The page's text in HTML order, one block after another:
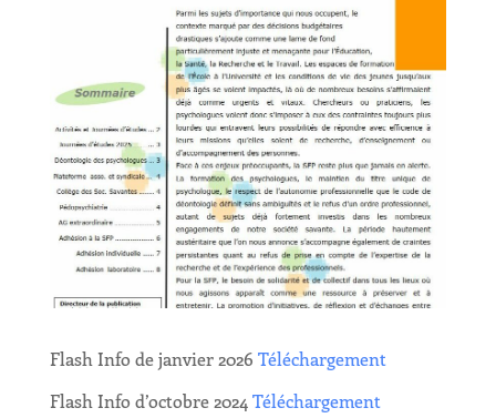
Flash Info de janvier 2026 Téléchargement
Flash Info d’octobre 2024Téléchargement